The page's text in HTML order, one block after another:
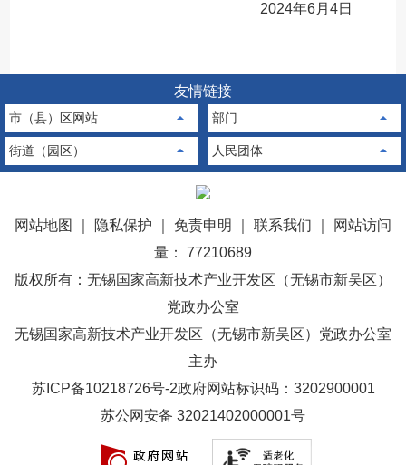
2024年6月4日
友情链接
市（县）区网站 部门
街道（园区） 人民团体
网站地图 隐私保护 免责申明 联系我们
网站访问
量： 77210689
版权所有：无锡国家高新技术产业开发区（无锡市新吴区）
党政办公室
无锡国家高新技术产业开发区（无锡市新吴区）党政办公室
主办
苏ICP备10218726号-2政府网站标识码：3202900001
苏公网安备 32021402000001号